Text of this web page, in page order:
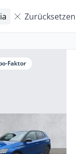
Zurücksetzen
Faktor